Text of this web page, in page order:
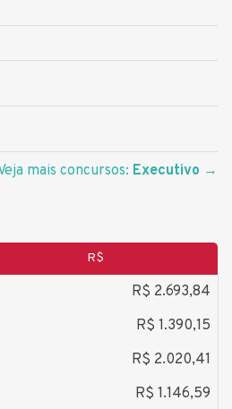
mais concursos: Executivo →
R$
R$ 2.693,84
R$ 1.390,15
R$ 2.020,41
R$ 1.146,59